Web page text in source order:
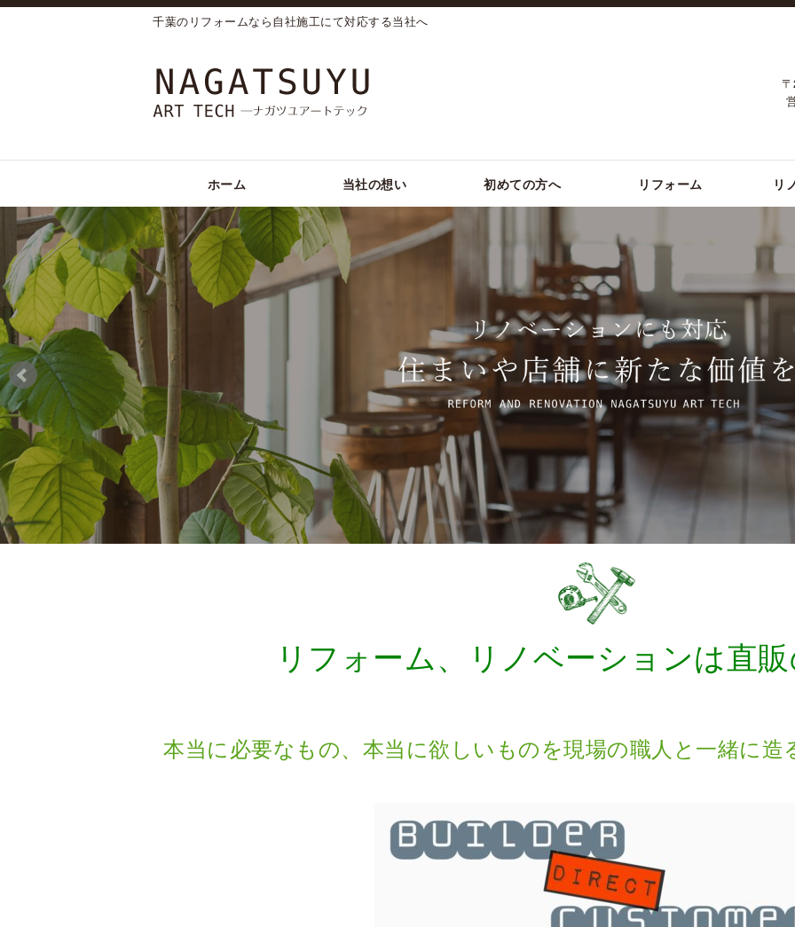
千葉のリフォームなら自社施工にて対応する当社へ
ホーム 当社の想い 初めての方へ リフォーム リ
リフォーム、リノベーションは直
本当に必要なもの、本当に欲しいものを現場の職人と一緒に